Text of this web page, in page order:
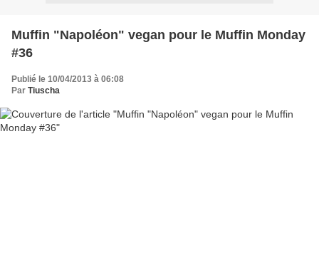
Muffin "Napoléon" vegan pour le Muffin Monday
#36
Publié le 10/04/2013 à 06:08
Par Tiuscha